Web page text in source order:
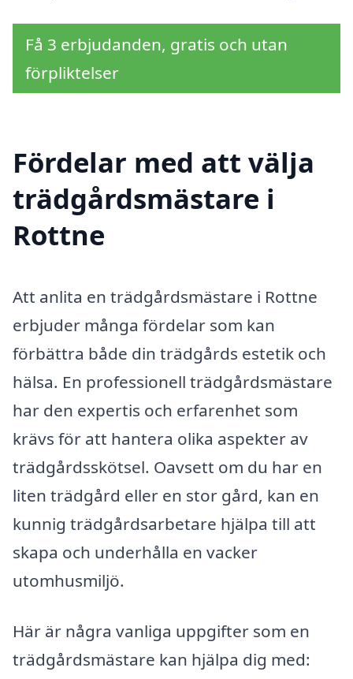
Få 3 erbjudanden, gratis och utan
förpliktelser
Fördelar med att välja
trädgårdsmästare i
Rottne
Att anlita en trädgårdsmästare i Rottne
erbjuder många fördelar som kan
förbättra både din trädgårds estetik och
hälsa. En professionell trädgårdsmästare
har den expertis och erfarenhet som
krävs för att hantera olika aspekter av
trädgårdsskötsel. Oavsett om du har en
liten trädgård eller en stor gård, kan en
kunnig trädgårdsarbetare hjälpa till att
skapa och underhålla en vacker
utomhusmiljö.
Här är några vanliga uppgifter som en
trädgårdsmästare kan hjälpa dig med: